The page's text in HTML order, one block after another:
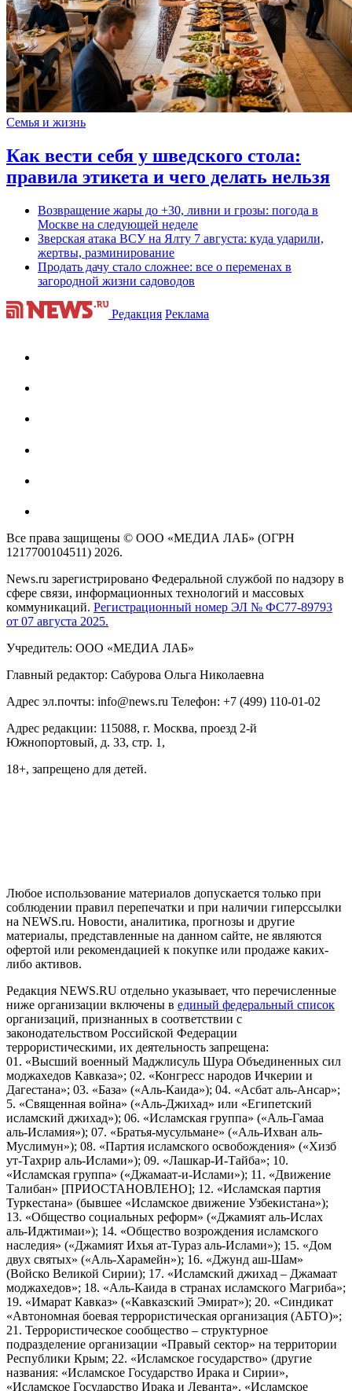
Семья и жизнь
Как вести себя у шведского стола:
правила этикета и чего делать нельзя
Возвращение жары до +30, ливни и грозы: погода в
Москве на следующей неделе
Зверская атака ВСУ на Ялту 7 августа: куда ударили,
жертвы, разминирование
Продать дачу стало сложнее: все о переменах в
загородной жизни садоводов
Редакция Реклама
Все права защищены © ООО «МЕДИА ЛАБ» (ОГРН
1217700104511) 2026.
News.ru зарегистрировано Федеральной службой по надзору в
сфере связи, информационных технологий и массовых
коммуникаций. Регистрационный номер ЭЛ № ФС77-89793
от 07 августа 2025.
Учредитель: ООО «МЕДИА ЛАБ»
Главный редактор: Сабурова Ольга Николаевна
Адрес эл.почты: info@news.ru Телефон: +7 (499) 110-01-02
Адрес редакции: 115088, г. Москва, проезд 2-й
Южнопортовый, д. 33, стр. 1,
18+, запрещено для детей.
Любое использование материалов допускается только при
соблюдении правил перепечатки и при наличии гиперссылки
на NEWS.ru. Новости, аналитика, прогнозы и другие
материалы, представленные на данном сайте, не являются
офертой или рекомендацией к покупке или продаже каких-
либо активов.
Редакция NEWS.RU отдельно указывает, что перечисленные
ниже организации включены в единый федеральный список
организаций, признанных в соответствии с
законодательством Российской Федерации
террористическими, их деятельность запрещена:
01. «Высший военный Маджлисуль Шура Объединенных сил
моджахедов Кавказа»; 02. «Конгресс народов Ичкерии и
Дагестана»; 03. «База» («Аль-Каида»); 04. «Асбат аль-Ансар»;
5. «Священная война» («Аль-Джихад» или «Египетский
исламский джихад»); 06. «Исламская группа» («Аль-Гамаа
аль-Исламия»); 07. «Братья-мусульмане» («Аль-Ихван аль-
Муслимун»); 08. «Партия исламского освобождения» («Хизб
ут-Тахрир аль-Ислами»); 09. «Лашкар-И-Тайба»; 10.
«Исламская группа» («Джамаат-и-Ислами»); 11. «Движение
Талибан» [ПРИОСТАНОВЛЕНО]; 12. «Исламская партия
Туркестана» (бывшее «Исламское движение Узбекистана»);
13. «Общество социальных реформ» («Джамият аль-Ислах
аль-Иджтимаи»); 14. «Общество возрождения исламского
наследия» («Джамият Ихья ат-Тураз аль-Ислами»); 15. «Дом
двух святых» («Аль-Харамейн»); 16. «Джунд аш-Шам»
(Войско Великой Сирии); 17. «Исламский джихад – Джамаат
моджахедов»; 18. «Аль-Каида в странах исламского Магриба»;
19. «Имарат Кавказ» («Кавказский Эмират»); 20. «Синдикат
«Автономная боевая террористическая организация (АБТО)»;
21. Террористическое сообщество – структурное
подразделение организации «Правый сектор» на территории
Республики Крым; 22. «Исламское государство» (другие
названия: «Исламское Государство Ирака и Сирии»,
«Исламское Государство Ирака и Леванта», «Исламское